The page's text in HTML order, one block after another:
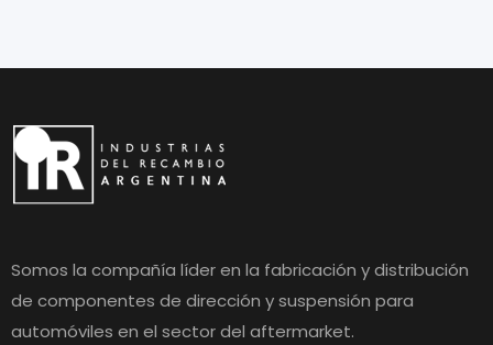
Somos la compañía líder en la fabricación y distribución
de componentes de dirección y suspensión para
automóviles en el sector del aftermarket.